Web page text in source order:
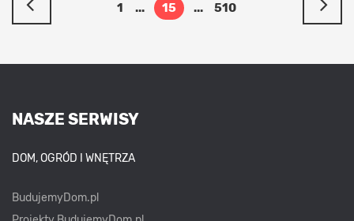
1 ... 15 ... 510
NASZE SERWISY
DOM, OGRÓD I WNĘTRZA
BudujemyDom.pl